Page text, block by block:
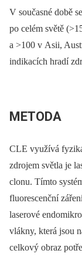
V současné době
po celém světě
a >100 v Asii,
indikacích hradí
METODA
CLE využívá
zdrojem světla je
clonu. Tímto
fluorescenční
laserové
vlákny, která jsou
celkový obraz